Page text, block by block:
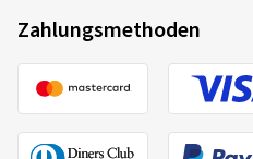
Zahlungsmethoden